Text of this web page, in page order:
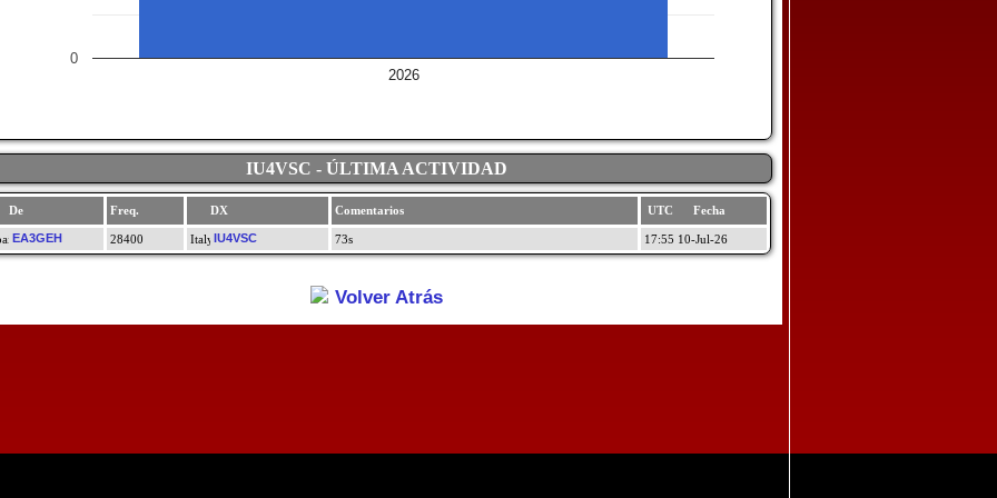
2026
0
IU4VSC - ÚLTIMA ACTIVIDAD
Freq. DX Comentarios UTC Fecha
EA3GEH 28400 IU4VSC 73s 17:55 10-Jul-26
Volver Atrás